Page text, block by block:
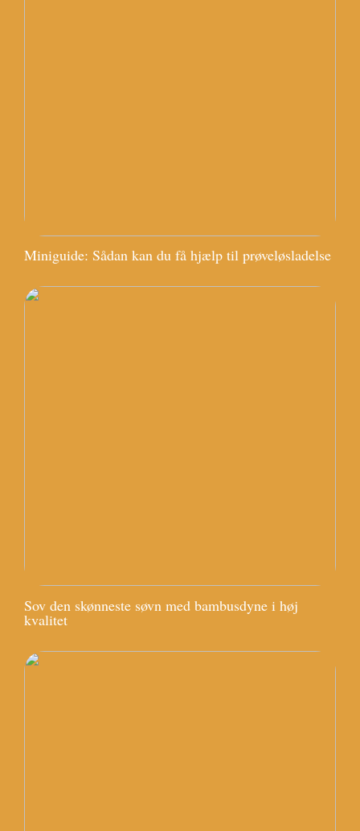
Miniguide: Sådan kan du få hjælp til prøveløsladelse
Sov den skønneste søvn med bambusdyne i høj
kvalitet